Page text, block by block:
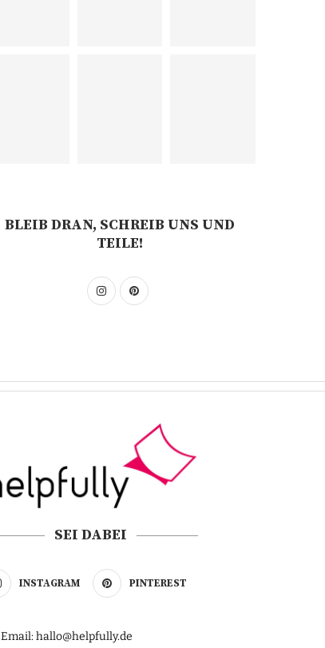
BLEIB DRAN, SCHREIB UNS UND
TEILE!
SEI DABEI
INSTAGRAM PINTEREST
Email: hallo@helpfully.de